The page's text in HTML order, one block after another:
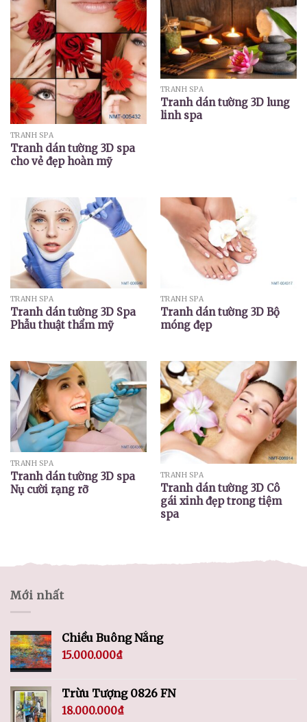
TRANH SPA
Tranh dán tường 3D spa
cho vẻ đẹp hoàn mỹ
TRANH SPA
Tranh dán tường 3D lung
linh spa
TRANH SPA
Tranh dán tường 3D Spa
Phẫu thuật thẩm mỹ
TRANH SPA
Tranh dán tường 3D Bộ
móng đẹp
TRANH SPA
Tranh dán tường 3D spa
Nụ cười rạng rỡ
TRANH SPA
Tranh dán tường 3D Cô
gái xinh đẹp trong tiệm
spa
Mới nhất
Chiều Buông Nắng
15.000.000₫
Trừu Tượng 0826 FN
18.000.000₫